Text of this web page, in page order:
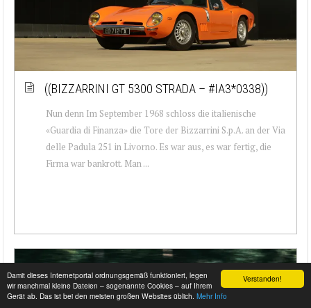
Verstanden!
Damit dieses Internetportal ordnungsgemäß funktioniert, legen
wir manchmal kleine Dateien – sogenannte Cookies – auf Ihrem
Gerät ab. Das ist bei den meisten großen Websites üblich. Mehr Info
((BIZZARRINI GT 5300 STRADA – #IA3*0338))
Nun denn Im September 1968 schloss die italienische
«Guardia di Finanza» die Tore der Bizzarrini S.p.A. an der Via
delle Padula 251 in Livorno. Es war aus, es war fertig, die
Firma war bankrott. Man ...